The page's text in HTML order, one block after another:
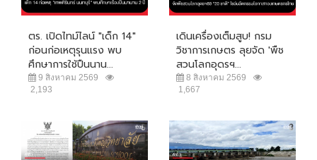
ตร. เปิดไทม์ไลน์ "เด็ก 14"
ก่อนก่อเหตุรุนแรง พบ
ศึกษาการใช้ปืนนาน...
9 สิงหาคม 2569
2,193
เดินเครื่องเต็มสูบ! กรม
วิชาการเกษตร ลุยจัด 'พืช
สวนโลกอุดรฯ...
8 สิงหาคม 2569
1,667